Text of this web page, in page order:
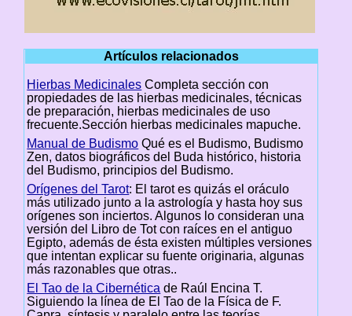
Artículos relacionados
Hierbas Medicinales Completa sección con
propiedades de las hierbas medicinales, técnicas
de preparación, hierbas medicinales de uso
frecuente.Sección hierbas medicinales mapuche.
Manual de Budismo Qué es el Budismo, Budismo
Zen, datos biográficos del Buda histórico, historia
del Budismo, principios del Budismo.
Orígenes del Tarot: El tarot es quizás el oráculo
más utilizado junto a la astrología y hasta hoy sus
orígenes son inciertos. Algunos lo consideran una
versión del Libro de Tot con raíces en el antiguo
Egipto, además de ésta existen múltiples versiones
que intentan explicar su fuente originaria, algunas
más razonables que otras..
El Tao de la Cibernética de Raúl Encina T.
Siguiendo la línea de El Tao de la Física de F.